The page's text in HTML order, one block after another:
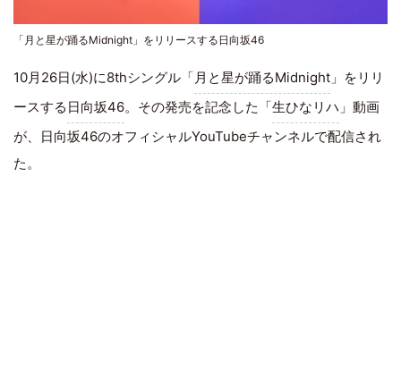
「月と星が踊るMidnight」をリリースする日向坂46
10月26日(水)に8thシングル「月と星が踊るMidnight 」をリリ
ースする 日向坂46。その発売を記念した「生ひなリハ 」動画
が、日向坂46のオフィシャルYouTubeチャンネルで配信され
た。